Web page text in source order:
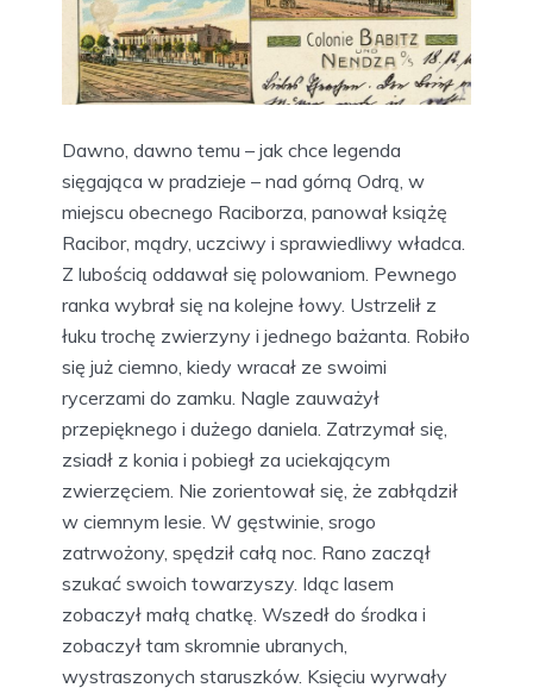
Dawno, dawno temu – jak chce legenda
sięgająca w pradzieje – nad górną Odrą, w
miejscu obecnego Raciborza, panował książę
Racibor, mądry, uczciwy i sprawiedliwy władca.
Z lubością oddawał się polowaniom. Pewnego
ranka wybrał się na kolejne łowy. Ustrzelił z
łuku trochę zwierzyny i jednego bażanta. Robiło
się już ciemno, kiedy wracał ze swoimi
rycerzami do zamku. Nagle zauważył
przepięknego i dużego daniela. Zatrzymał się,
zsiadł z konia i pobiegł za uciekającym
zwierzęciem. Nie zorientował się, że zabłądził
w ciemnym lesie. W gęstwinie, srogo
zatrwożony, spędził całą noc. Rano zaczął
szukać swoich towarzyszy. Idąc lasem
zobaczył małą chatkę. Wszedł do środka i
zobaczył tam skromnie ubranych,
wystraszonych staruszków. Księciu wyrwały